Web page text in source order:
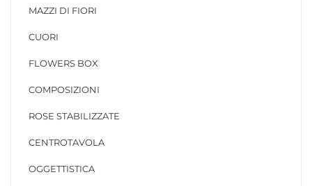
MAZZI DI FIORI
CUORI
FLOWERS BOX
COMPOSIZIONI
ROSE STABILIZZATE
CENTROTAVOLA
OGGETTISTICA